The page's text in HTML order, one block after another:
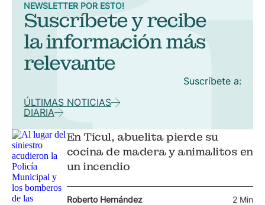
En Ticul, abuelita pierde su
cocina de madera y animalitos en
un incendio
Roberto Hernández 2 Min
NEWSLETTER POR ESTO!
Suscríbete y recibe
la información más
relevante
Suscríbete a:
ÚLTIMAS NOTICIAS
DIARIA